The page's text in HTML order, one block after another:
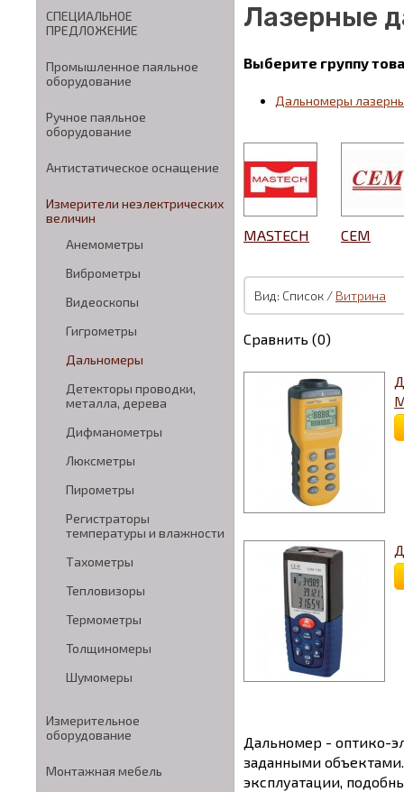
СПЕЦИАЛЬНОЕ
ПРЕДЛОЖЕНИЕ
Промышленное паяльное
оборудование
Ручное паяльное
оборудование
Антистатическое оснащение
Измерители неэлектрических
величин
Анемометры
Виброметры
Видеоскопы
Гигрометры
Дальномеры
Детекторы проводки,
металла, дерева
Дифманометры
Люксметры
Пирометры
Регистраторы
температуры и влажности
Тахометры
Тепловизоры
Термометры
Толщиномеры
Шумомеры
Измерительное
оборудование
Монтажная мебель
Лазерные
Выберите группу
Дальномеры
MASTECH CEM
Вид: Список / Витрина
Сравнить (0)
Дальномер - оптико-
заданными
эксплуатации,